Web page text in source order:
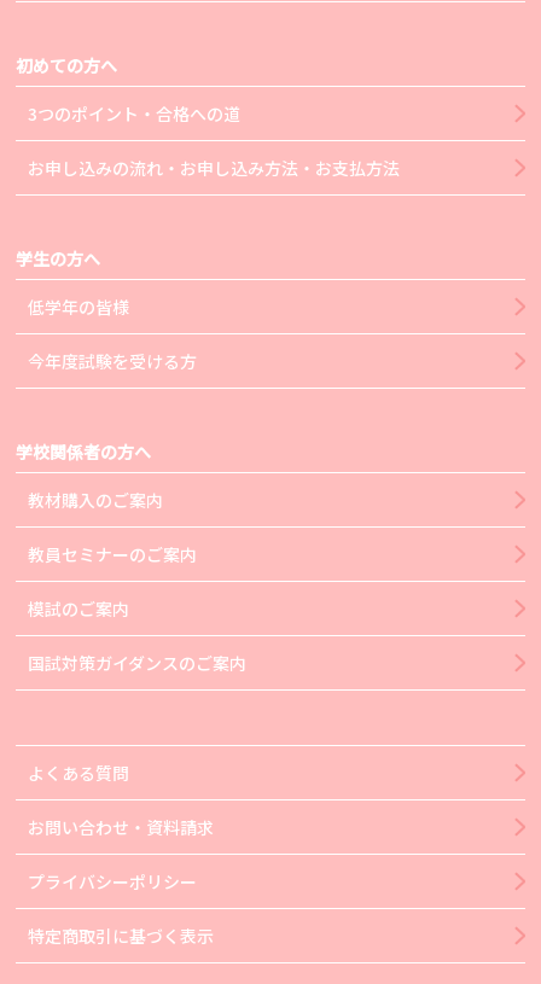
初めての方へ
3つのポイント・合格への道
お申し込みの流れ・お申し込み方法・お支払方法
学生の方へ
低学年の皆様
今年度試験を受ける方
学校関係者の方へ
教材購入のご案内
教員セミナーのご案内
模試のご案内
国試対策ガイダンスのご案内
よくある質問
お問い合わせ・資料請求
プライバシーポリシー
特定商取引に基づく表示